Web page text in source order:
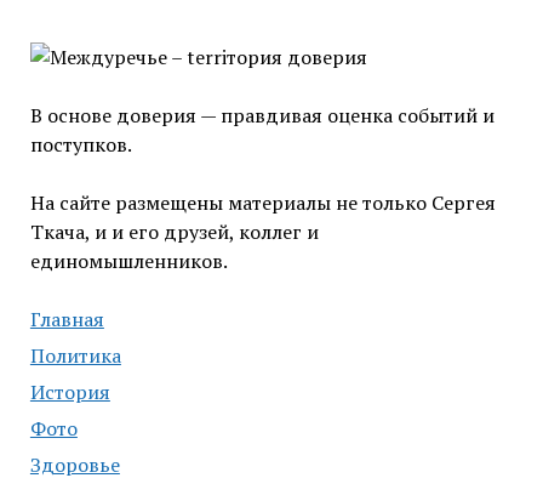
В основе доверия — правдивая оценка событий и
поступков.
На сайте размещены материалы не только Сергея
Ткача, и и его друзей, коллег и
единомышленников.
Главная
Политика
История
Фото
Здоровье